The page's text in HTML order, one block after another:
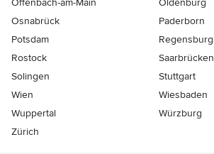
Offenbach-am-Main
Oldenburg
Osnabrück
Paderborn
Potsdam
Regensburg
Rostock
Saarbrücken
Solingen
Stuttgart
Wien
Wiesbaden
Wuppertal
Würzburg
Zürich